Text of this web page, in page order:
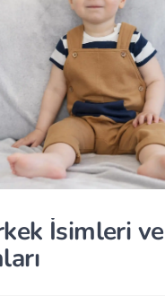
İsimleri ve